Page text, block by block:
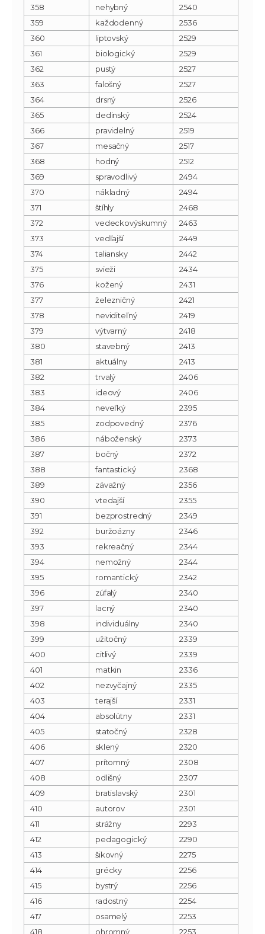
358
nehybný
2540
359
každodenný
2536
360
liptovský
2529
361
biologický
2529
362
pustý
2527
363
falošný
2527
364
drsný
2526
365
dedinský
2524
366
pravidelný
2519
367
mesačný
2517
368
hodný
2512
369
spravodlivý
2494
370
nákladný
2494
371
štíhly
2468
372
vedeckovýskumný
2463
373
vedľajší
2449
374
taliansky
2442
375
svieži
2434
376
kožený
2431
377
železničný
2421
378
neviditeľný
2419
379
výtvarný
2418
380
stavebný
2413
381
aktuálny
2413
382
trvalý
2406
383
ideový
2406
384
neveľký
2395
385
zodpovedný
2376
386
náboženský
2373
387
bočný
2372
388
fantastický
2368
389
závažný
2356
390
vtedajší
2355
391
bezprostredný
2349
392
buržoázny
2346
393
rekreačný
2344
394
nemožný
2344
395
romantický
2342
396
zúfalý
2340
397
lacný
2340
398
individuálny
2340
399
užitočný
2339
400
citlivý
2339
401
matkin
2336
402
nezvyčajný
2335
403
terajší
2331
404
absolútny
2331
405
statočný
2328
406
sklený
2320
407
prítomný
2308
408
odlišný
2307
409
bratislavský
2301
410
autorov
2301
411
strážny
2293
412
pedagogický
2290
413
šikovný
2275
414
grécky
2256
415
bystrý
2256
416
radostný
2254
417
osamelý
2253
418
ohromný 2253